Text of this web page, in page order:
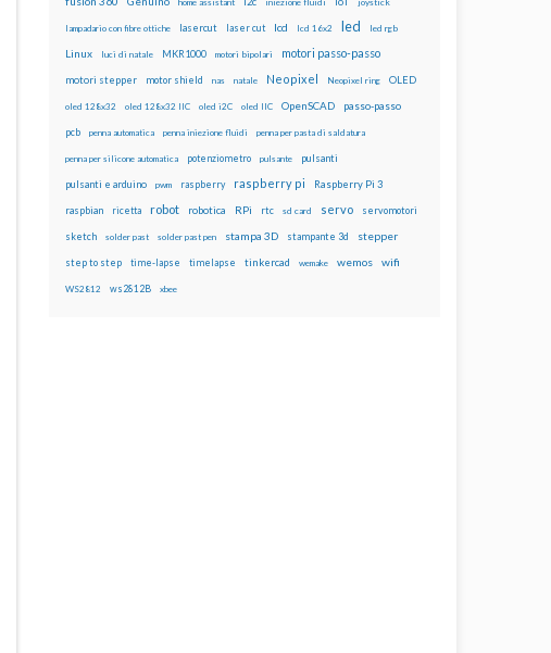
home assistant iniezione fluidi joystick
lampadario con fibre ottiche lasercut laser cut lcd lcd 16x2 led led rgb
Linux luci di natale MKR1000 motori bipolari motori passo-passo
motori stepper motor shield nas natale Neopixel Neopixel ring OLED
oled 128x32 oled 128x32 IIC oled i2C oled IIC OpenSCAD passo-passo
pcb penna automatica penna iniezione fluidi penna per pasta di saldatura
penna per silicone automatica potenziometro pulsante pulsanti
pulsanti e arduino pwm raspberry raspberry pi Raspberry Pi 3
raspbian ricetta robot robotica RPi rtc sd card servo servomotori
sketch solder past solder past pen stampa 3D stampante 3d stepper
step to step time-lapse timelapse tinkercad wemake wemos wifi
WS2812 ws2812B xbee